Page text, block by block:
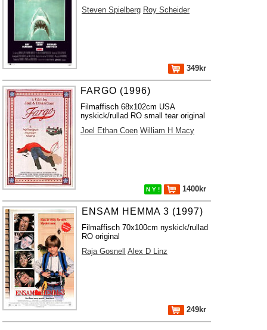
Steven Spielberg Roy Scheider
349kr
FARGO (1996)
Filmaffisch 68x102cm USA
nyskick/rullad RO small tear original
Joel Ethan Coen William H Macy
N Y ! 1400kr
ENSAM HEMMA 3 (1997)
Filmaffisch 70x100cm nyskick/rullad
RO original
Raja Gosnell
Alex D Linz
249kr